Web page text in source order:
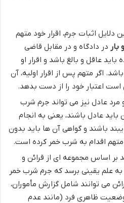
دلایل اثبات جرم، اقرار خود متهم
بار در دادگاه و در مقابل قاضی
باید عاقل و بالغ باشد و اقرار او
اگر متهم پس از اقرار اولیه، آن
است اعتبار خود را از دست بدهد.
عادل نیز می تواند جرم شرب
باید عادل باشند، یعنی به انجام
باشند و گواهی آن ها باید بدون
اقدام به شرب خمر کرده است.
بر اساس مجموعه ای از قرائن و
به علم یقینی برسد که جرم شرب خمر
می توانند شامل گزارش مأموران،
وضعیت ظاهری فرد (مانند عدم